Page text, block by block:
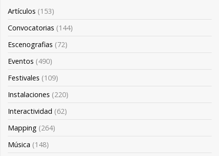
Artículos (153)
Convocatorias (144)
Escenografias (72)
Eventos (490)
Festivales (109)
Instalaciones (220)
Interactividad (62)
Mapping (264)
Música (148)